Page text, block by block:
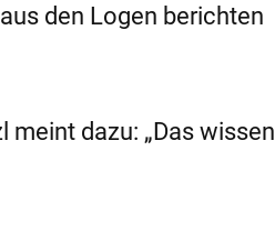
den Logen berichten
meint dazu: „Das wissen